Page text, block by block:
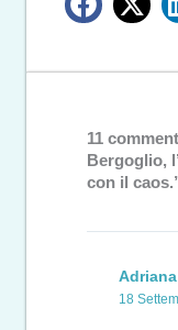
11
Bergoglio,
con il
18